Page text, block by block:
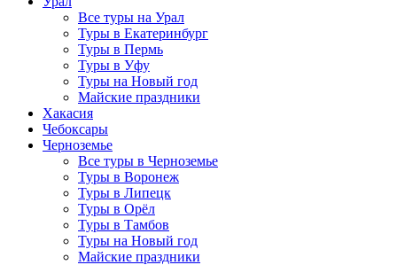
Все туры на Урал
Туры в Екатеринбург
Туры в Пермь
Туры в Уфу
Туры на Новый год
Майские праздники
Хакасия
Чебоксары
Черноземье
Все туры в Черноземье
Туры в Воронеж
Туры в Липецк
Туры в Орёл
Туры в Тамбов
Туры на Новый год
Майские праздники